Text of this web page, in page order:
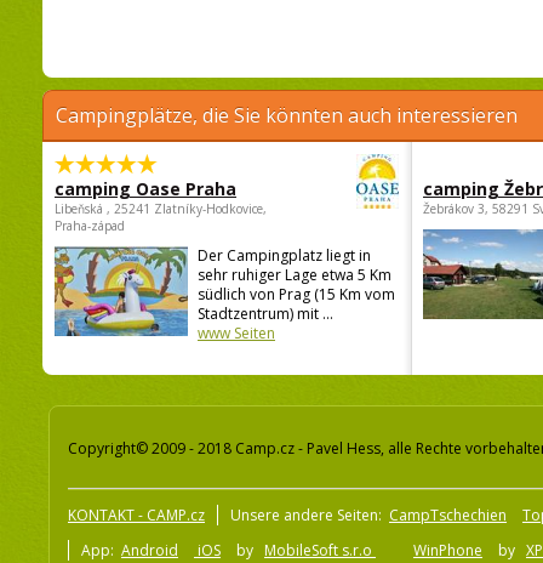
Campingplätze, die Sie könnten auch interessieren
camping Oase Praha
Libeňská , 25241 Zlatníky-Hodkovice,
Praha-západ
Der Campingplatz liegt in
sehr ruhiger Lage etwa 5 Km
südlich von Prag (15 Km vom
Stadtzentrum) mit ...
www Seiten
camping
Žebrákov 3, 58291
Copyright© 2009 - 2018 Camp.cz - Pavel Hess, alle Rechte
KONTAKT - CAMP.cz Unsere andere Seiten: CampTschechien
App: Android iOS by MobileSoft s.r.o WinPhone by